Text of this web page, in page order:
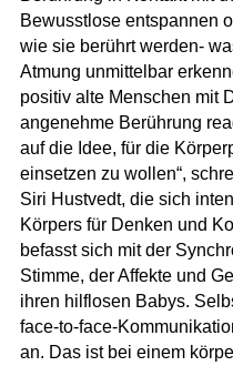
Bewusstlose entspannen
wie sie berührt werden-
Atmung unmittelbar
positiv alte Menschen mit
angenehme Berührung
auf die Idee, für die
einsetzen zu wollen“,
Siri Hustvedt, die sich
Körpers für Denken und
befasst sich mit der
Stimme, der Affekte und
ihren hilflosen Babys.
face-to-face-
an. Das ist bei einem